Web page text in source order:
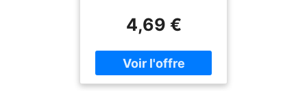
erreurs à éviter, Format :
big_book, medium :
paperback,
numberOfPages : 156,
publicationDate : 2024-
4,69 €